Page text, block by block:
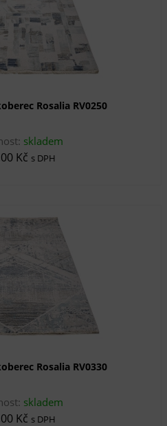
Rosalia RV0250
skladem
Kč s DPH
Rosalia RV0330
skladem
Kč s DPH